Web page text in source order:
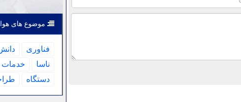
موضوع های
فناوری
ناسا
خدمات
دستگاه